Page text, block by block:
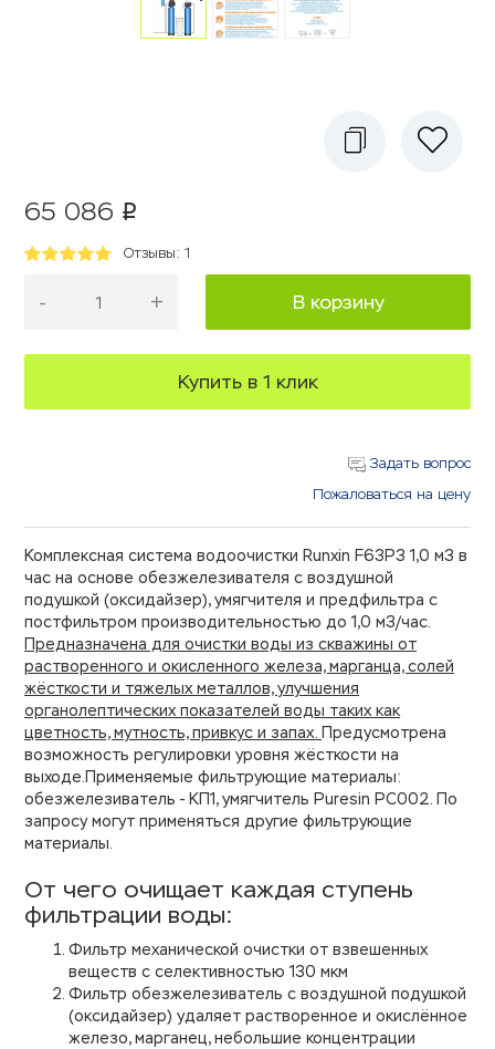
65 086 p
Отзывы: 1
- + В корзину
Купить в 1 клик
Задать вопрос
Пожаловаться на цену
Комплексная система водоочистки Runxin F63P3 1,0 м3 в
час на основе обезжелезивателя с воздушной
подушкой (оксидайзер), умягчителя и предфильтра с
постфильтром производительностью до 1,0 м3/час.
Предназначена для очистки воды из скважины от
растворенного и окисленного железа, марганца, солей
жёсткости и тяжелых металлов, улучшения
органолептических показателей воды таких как
цветность, мутность, привкус и запах. Предусмотрена
возможность регулировки уровня жёсткости на
выходе.Применяемые фильтрующие материалы:
обезжелезиватель - КП1, умягчитель Puresin PC002. По
запросу могут применяться другие фильтрующие
материалы.
От чего очищает каждая ступень
фильтрации воды:
Фильтр механической очистки от взвешенных
веществ с селективностью 130 мкм
Фильтр обезжелезиватель с воздушной подушкой
(оксидайзер) удаляет растворенное и окислённое
железо, марганец, небольшие концентрации